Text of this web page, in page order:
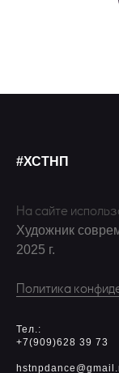
#ХСТНП
На сайте
Художник
2025 г.
Политика
Тел.:
+7(909)628 39 73